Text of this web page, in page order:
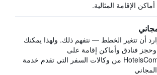
الإقامة المثالية.
أن تتغير الخطط — نتفهم ذلك. ولهذا يمكنك
فنادق وأماكن إقامة على
HotelsCombined من وكالات السفر التي تقدم خدمة
المجاني